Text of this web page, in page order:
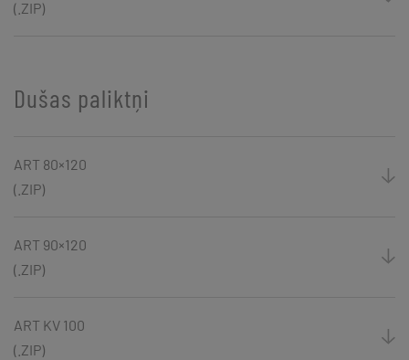
(.ZIP)
Dušas paliktņi
ART 80×120
(.ZIP)
ART 90×120
(.ZIP)
ART KV 100
(.ZIP)